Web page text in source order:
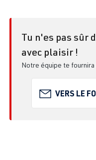
Tu n'es pas sûr
avec plaisir !
Notre équipe te
VERS LE